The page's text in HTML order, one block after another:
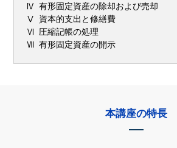
Ⅳ 有形固定資産の除却および売却
Ⅴ 資本的支出と修繕費
Ⅵ 圧縮記帳の処理
Ⅶ 有形固定資産の開示
本講座の特長